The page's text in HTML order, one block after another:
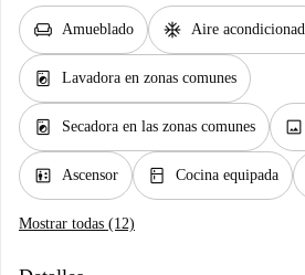
chair Amueblado ac_unit Aire
local_laundry_service Lavadora en zonas comunes
local_laundry_service Secadora en las zonas comunes image
elevator Ascensor kitchen Cocina equipada
Mostrar todas (12)